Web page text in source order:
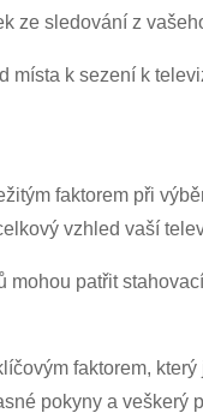
ze sledování z
místa k sezení k
faktorem při
vzhled vaší
mohou patřit
faktorem,
pokyny a veškerý